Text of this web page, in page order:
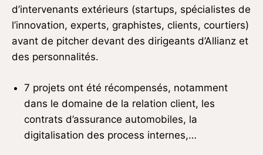
d’intervenants extérieurs (startups, spécialistes de
l’innovation, experts, graphistes, clients, courtiers)
avant de pitcher devant des dirigeants d’Allianz et
des personnalités.
7 projets ont été récompensés, notamment
dans le domaine de la relation client, les
contrats d’assurance automobiles, la
digitalisation des process internes,…